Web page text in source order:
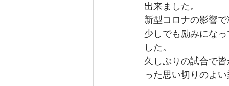
出来ました。
新型コロナの影響
少しでも励みにな
した。
久しぶりの試合で
った思い切りのよ